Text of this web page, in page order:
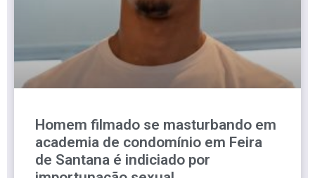
Homem filmado se masturbando em
academia de condomínio em Feira
de Santana é indiciado por